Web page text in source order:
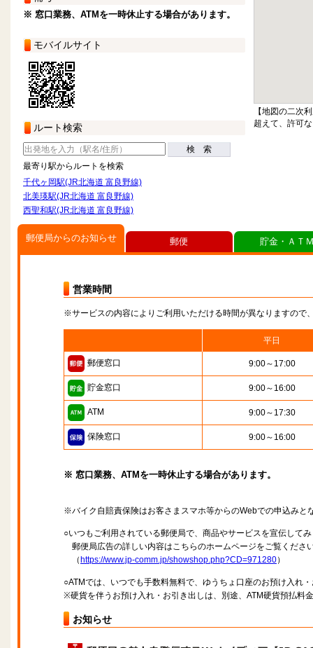
※ 窓口業務、ATMを一時休止する場合があります。
モバイルサイト
ルート検索
検 索
最寄り駅からルートを検索
千代ヶ岡駅(JR北海道 富良野線)
北美瑛駅(JR北海道 富良野線)
西聖和駅(JR北海道 富良野線)
【地図の二次
超えて、許可
郵便局からのお知らせ
営業時間
※サービスの内容によりご利用いただける時間が異なりますので
平日
郵便窓口 9:00～17:00
貯金窓口 9:00～16:00
ATM 9:00～17:30
保険窓口 9:00～16:00
※ 窓口業務、ATMを一時休止する場合があります。
※バイク自賠責保険はお客さまスマホ等からのWebでの申込みと
○いつもご利用されている郵便局で、商品やサービスを宣伝して
郵便局広告の詳しい内容はこちらのホームページをご覧くださ
（ https://www.jp-comm.jp/showshop.php?CD=971280）
○ATMでは、いつでも手数料無料で、ゆうちょ口座のお預け入れ
※硬貨を伴うお預け入れ・お引き出しは、別途、ATM硬貨預払料
お知らせ
郵便 貯金・ＡＴ